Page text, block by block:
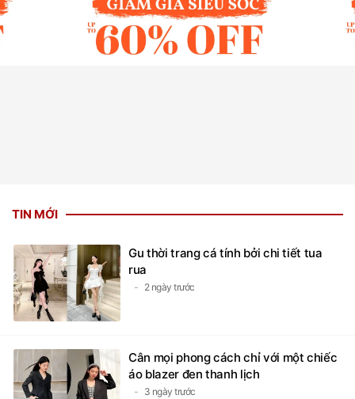
TIN MỚI
Gu thời trang cá tính bởi chi tiết tua
rua
2 ngày trước
Cân mọi phong cách chỉ với một chiếc
áo blazer đen thanh lịch
3 ngày trước